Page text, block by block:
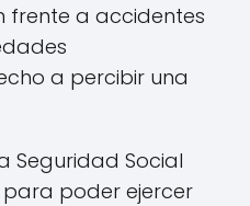
frente a accidentes
a percibir una
Seguridad Social
para poder ejercer